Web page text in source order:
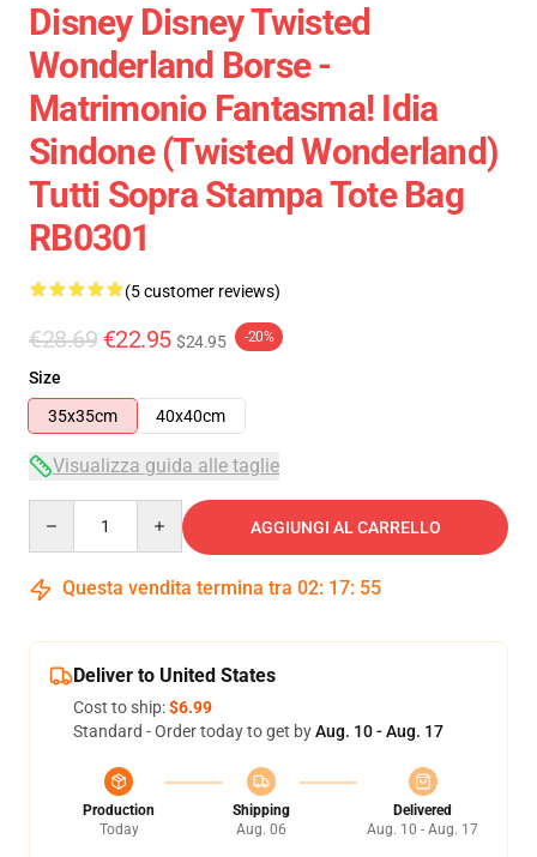
Disney Disney Twisted
Wonderland Borse -
Matrimonio Fantasma! Idia
Sindone (Twisted Wonderland)
Tutti Sopra Stampa Tote Bag
RB0301
(5 customer reviews)
€28.69 €22.95 $24.95 -20%
Size
35x35cm
40x40cm
Visualizza guida alle taglie
AGGIUNGI AL CARRELLO
Questa vendita termina tra 02: 17: 54
Deliver to United States
Cost to ship:$6.99
Standard - Order today to get byAug. 10 - Aug. 17
Production
Today
Shipping
Aug. 06
Delivered
Aug. 10 - Aug. 17